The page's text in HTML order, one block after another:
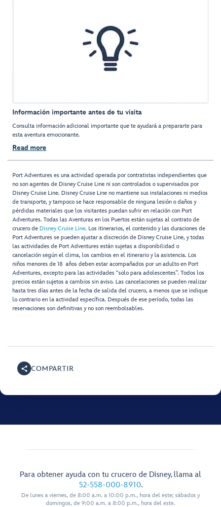
Información importante antes de tu visita
Consulta información adicional importante que te ayudará a prepararte para
esta aventura emocionante.
Read more
Port Adventures es una actividad operada por contratistas independientes que
no son agentes de Disney Cruise Line ni son controlados o supervisados por
Disney Cruise Line. Disney Cruise Line no mantiene sus instalaciones ni medios
de transporte, y tampoco se hace responsable de ninguna lesión o daños y
pérdidas materiales que los visitantes puedan sufrir en relación con Port
Adventures. Todas las Aventuras en los Puertos están sujetas al contrato de
crucero de Disney Cruise Line. Los itinerarios, el contenido y las duraciones de
Port Adventures se pueden ajustar a discreción de Disney Cruise Line, y todas
las actividades de Port Adventures están sujetas a disponibilidad o
cancelación según el clima, los cambios en el itinerario y la asistencia. Los
niños menores de 18 años deben estar acompañados por un adulto en Port
Adventures, excepto para las actividades “solo para adolescentes”. Todos los
precios están sujetos a cambios sin aviso. Las cancelaciones se pueden realizar
hasta tres días antes de la fecha de salida del crucero, a menos que se indique
lo contrario en la actividad específica. Después de ese período, todas las
reservaciones son definitivas y no son reembolsables.
COMPARTIR
Para obtener ayuda con tu crucero de Disney, llama al
52-558-000-8910.
De lunes a viernes, de 8:00 a.m. a 10:00 p.m., hora del este; sábados y
domingos, de 9:00 a.m. a 8:00 p.m., hora del este.